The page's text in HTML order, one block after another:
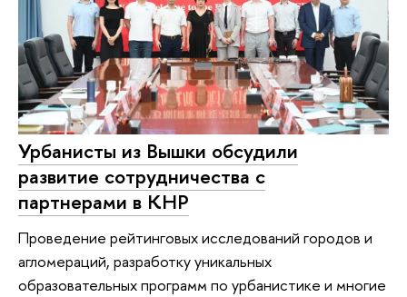
Урбанисты из Вышки обсудили
развитие сотрудничества с
партнерами в КНР
Проведение рейтинговых исследований городов и
агломераций, разработку уникальных
образовательных программ по урбанистике и многие